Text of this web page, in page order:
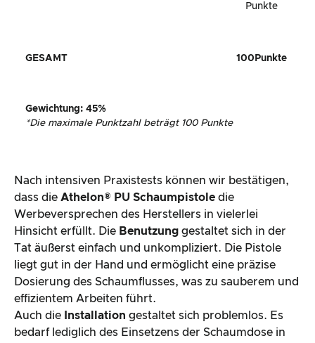
Punkte
GESAMT 100 Punkte
Gewichtung: 45%
*Die maximale Punktzahl beträgt 100 Punkte
Nach intensiven Praxistests können wir bestätigen,
dass die Athelon® PU Schaumpistole die
Werbeversprechen des Herstellers in vielerlei
Hinsicht erfüllt. Die Benutzung gestaltet sich in der
Tat äußerst einfach und unkompliziert. Die Pistole
liegt gut in der Hand und ermöglicht eine präzise
Dosierung des Schaumflusses, was zu sauberem und
effizientem Arbeiten führt.
Auch die
Installation gestaltet sich problemlos. Es
bedarf lediglich des Einsetzens der Schaumdose in